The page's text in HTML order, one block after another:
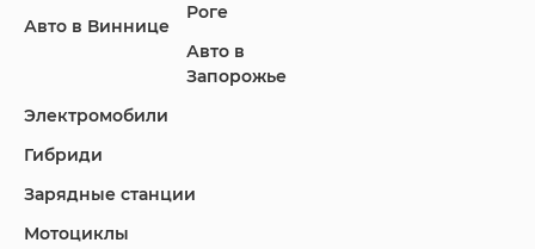
Land Rover
Lincoln
Авто в Виннице
Роге
Авто в
Запорожье
Электромобили
Гибриди
Зарядные станции
Мотоциклы